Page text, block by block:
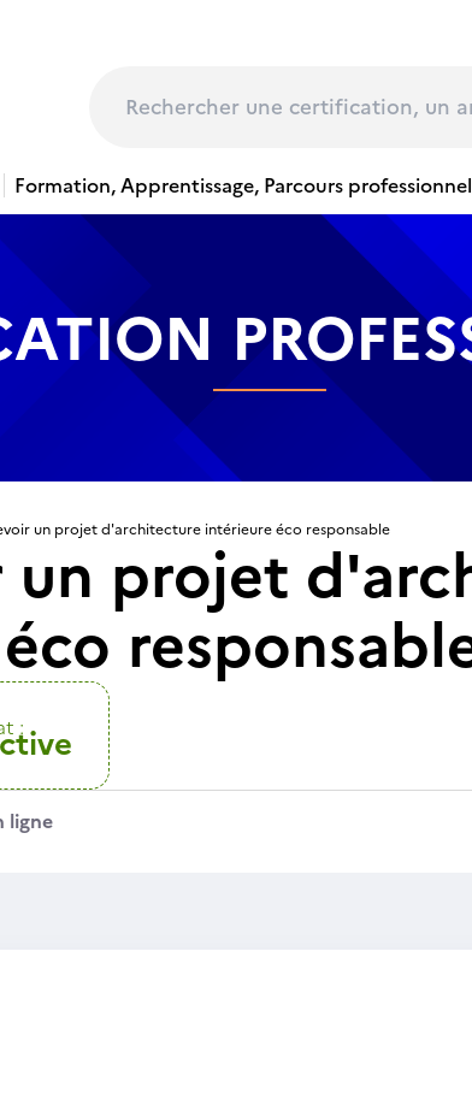
Formation, Apprentissage, Parcours professionnel
un projet d'architecture intérieure éco responsable
un projet
:
ligne